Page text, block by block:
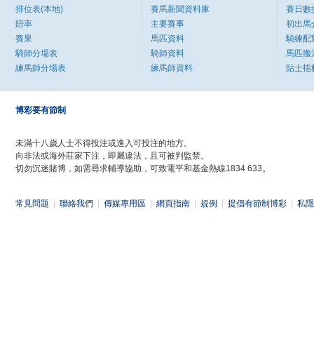
排位表(本地)
賠率
賽果
騎師分場表
練馬師分場表
賽馬新聞資料庫
主要賽事
馬匹資料
騎師資料
練馬師資料
賽日數
初出馬
騎練配
馬匹搬
貼士指
博彩要有節制
未滿十八歲人士不得投注或進入可投注的地方。
向非法或海外莊家下注，即屬違法，且可被判監禁。
切勿沉迷賭博，如需尋求輔導協助，可致電平和基金熱線1834 633。
常見問題 聯絡我們 傳媒專用區 網頁指南 規例 提倡有節制博彩 私